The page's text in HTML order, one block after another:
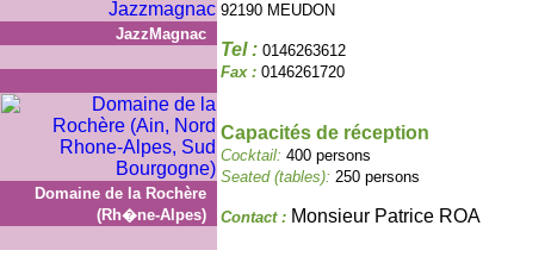
JazzMagnac
Domaine de la Rochère
(Rh�ne-Alpes)
92190 MEUDON
Tel : 0146263612
Fax : 0146261720
Capacités de réception
Cocktail: 400 persons
Seated (tables): 250 persons
Contact : Monsieur Patrice ROA